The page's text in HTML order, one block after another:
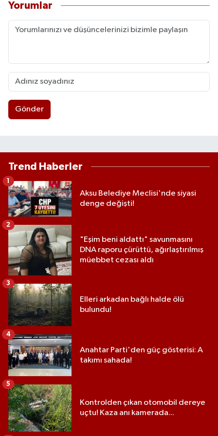
Yorumlar
Gönder
Trend Haberler
Aksu Belediye Meclisi'nde siyasi
denge değişti!
1
"Eşim beni aldattı" savunmasını
DNA raporu çürüttü, ağırlaştırılmış
müebbet cezası aldı
2
Elleri arkadan bağlı halde ölü
bulundu!
3
Anahtar Parti'den güç gösterisi: A
takımı sahada!
4
Kontrolden çıkan otomobil dereye
uçtu! Kaza anı kamerada...
5